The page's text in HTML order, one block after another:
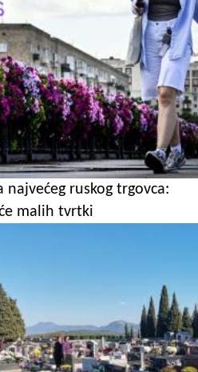
ruskog trgovca:
malih tvrtki